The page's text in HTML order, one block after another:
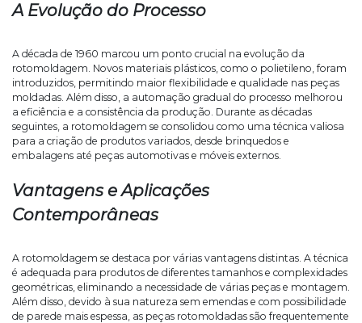
A Evolução do Processo
A década de 1960 marcou um ponto crucial na evolução da
rotomoldagem. Novos materiais plásticos, como o polietileno, foram
introduzidos, permitindo maior flexibilidade e qualidade nas peças
moldadas. Além disso, a automação gradual do processo melhorou
a eficiência e a consistência da produção. Durante as décadas
seguintes, a rotomoldagem se consolidou como uma técnica valiosa
para a criação de produtos variados, desde brinquedos e
embalagens até peças automotivas e móveis externos.
Vantagens e Aplicações
Contemporâneas
A rotomoldagem se destaca por várias vantagens distintas. A técnica
é adequada para produtos de diferentes tamanhos e complexidades
geométricas, eliminando a necessidade de várias peças e montagem.
Além disso, devido à sua natureza sem emendas e com possibilidade
de parede mais espessa, as peças rotomoldadas são frequentemente